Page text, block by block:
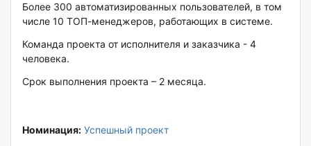
Более 300 автоматизированных пользователей, в том
числе 10 ТОП-менеджеров, работающих в системе.
Команда проекта от исполнителя и заказчика - 4
человека.
Срок выполнения проекта – 2 месяца.
Номинация: Успешный проект